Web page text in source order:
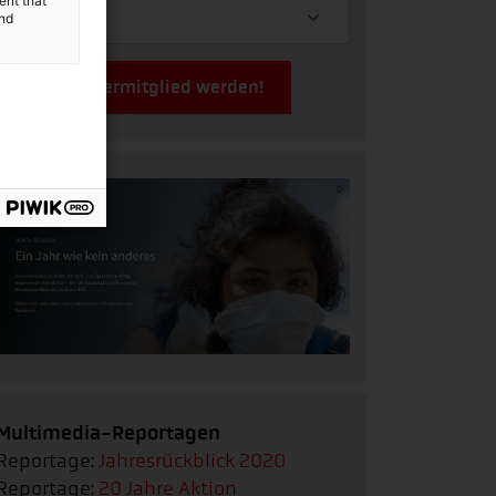
Jetzt Fördermitglied werden!
Reportagen
Jahresrückblick 2020
20 Jahre Aktion